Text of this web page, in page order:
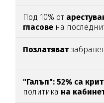
Под 10% от
гласове на
Позлатяват
"Галъп": 52% са
политика на